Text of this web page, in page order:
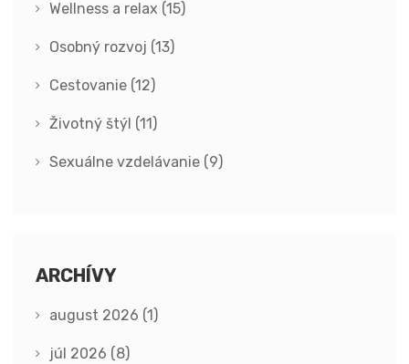
Wellness a relax (15)
Osobný rozvoj (13)
Cestovanie (12)
Životný štýl (11)
Sexuálne vzdelávanie (9)
ARCHÍVY
august 2026 (1)
júl 2026 (8)